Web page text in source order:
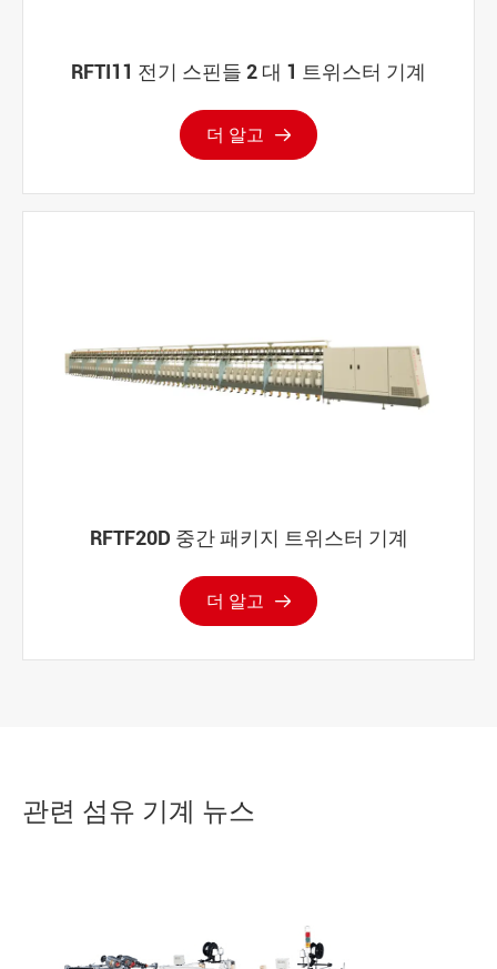
RFTI11 전기 스핀들 2 대 1 트위스터 기계
더 알고 
RFTF20D 중간 패키지 트위스터 기계
더 알고 
관련 섬유 기계 뉴스